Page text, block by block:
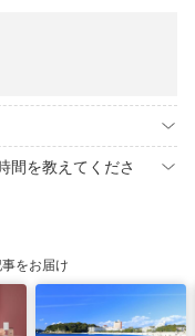
間を教えてくださ
をお届け